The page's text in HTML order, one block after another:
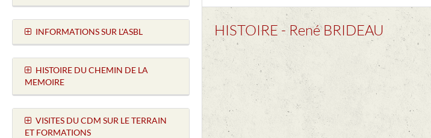
HISTOIRE - René BRIDEAU
INFORMATIONS SUR L'ASBL
HISTOIRE DU CHEMIN DE LA
MEMOIRE
VISITES DU CDM SUR LE TERRAIN
ET FORMATIONS